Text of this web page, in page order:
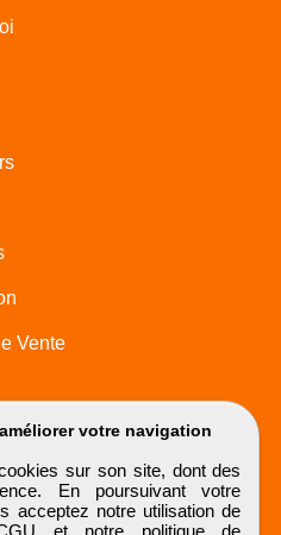
votre navigation
sur son site, dont des
En poursuivant votre
acceptez notre utilisation de
et notre politique de
Vente